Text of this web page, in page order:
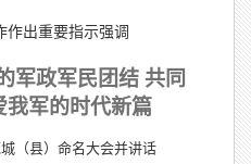
作出重要指示强调
军政军民团结 共同
军的时代新篇
（县）命名大会并讲话